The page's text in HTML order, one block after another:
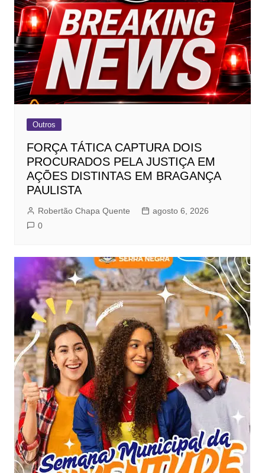
Outros
FORÇA TÁTICA CAPTURA DOIS
PROCURADOS PELA JUSTIÇA EM
AÇÕES DISTINTAS EM BRAGANÇA
PAULISTA
Robertão Chapa Quente
agosto 6, 2026
0